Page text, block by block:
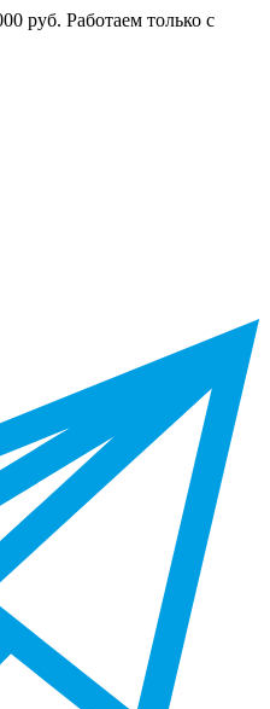
руб. Работаем только с